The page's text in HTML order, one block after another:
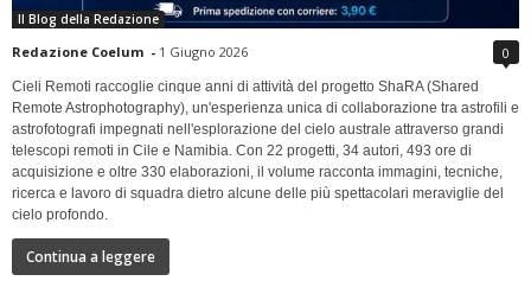
Il Blog della Redazione
Redazione Coelum - 1 Giugno 2026 0
Cieli Remoti raccoglie cinque anni di attività del progetto ShaRA (Shared
Remote Astrophotography), un'esperienza unica di collaborazione tra astrofili e
astrofotografi impegnati nell'esplorazione del cielo australe attraverso grandi
telescopi remoti in Cile e Namibia. Con 22 progetti, 34 autori, 493 ore di
acquisizione e oltre 330 elaborazioni, il volume racconta immagini, tecniche,
ricerca e lavoro di squadra dietro alcune delle più spettacolari meraviglie del
cielo profondo.
Continua a leggere